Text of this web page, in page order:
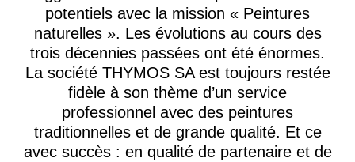
potentiels avec la mission « Peintures
naturelles ». Les évolutions au cours des
trois décennies passées ont été énormes.
La société THYMOS SA est toujours restée
fidèle à son thème d’un service
professionnel avec des peintures
traditionnelles et de grande qualité. Et ce
avec succès : en qualité de partenaire et de